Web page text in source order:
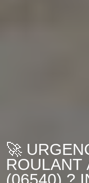
🚀
ROULANT